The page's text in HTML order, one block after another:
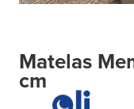
Matelas
cm